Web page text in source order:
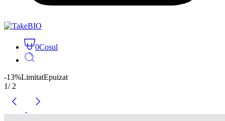
0Cosul
-13%LimitatEpuizat
1/2